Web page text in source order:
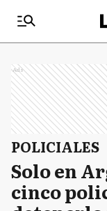
Ads
POLICIALES
Solo en
cinco